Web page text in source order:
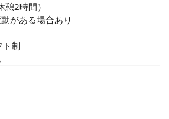
2時間）
がある場合あり
制